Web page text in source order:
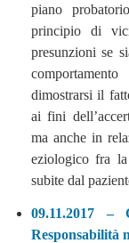
piano
principio di
presunzioni se
dimostrarsi il
ai fini
ma anche in
eziologico fra la
subite dal
09.11.2017 –
Responsabilità